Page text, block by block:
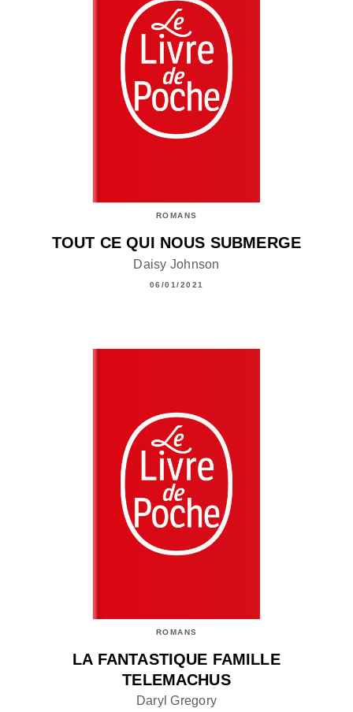
ROMANS
TOUT CE QUI NOUS SUBMERGE
Daisy Johnson
06/01/2021
ROMANS
LA FANTASTIQUE FAMILLE
TELEMACHUS
Daryl Gregory